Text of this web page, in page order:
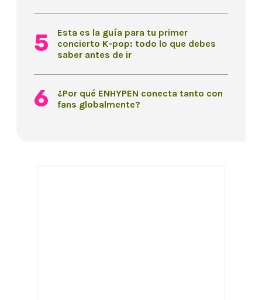
Esta es la guía para tu primer
concierto K-pop: todo lo que debes
saber antes de ir
¿Por qué ENHYPEN conecta tanto con
fans globalmente?